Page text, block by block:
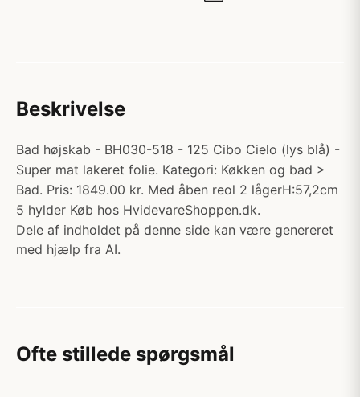
Beskrivelse
Bad højskab - BH030-518 - 125 Cibo Cielo (lys blå) -
Super mat lakeret folie. Kategori: Køkken og bad >
Bad. Pris: 1849.00 kr. Med åben reol 2 lågerH:57,2cm
5 hylder Køb hos HvidevareShoppen.dk.
Dele af indholdet på denne side kan være genereret
med hjælp fra AI.
Ofte stillede spørgsmål